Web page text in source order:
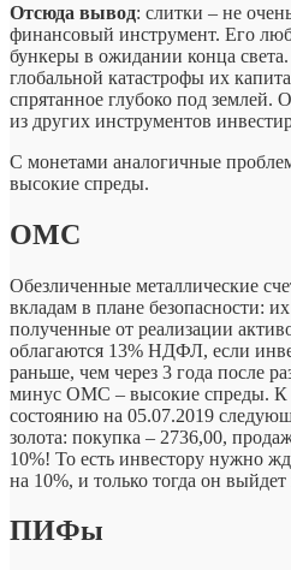
Отсюда вывод: слитки – не
финансовый инструмент. Его
бункеры в ожидании конца
глобальной катастрофы их
спрятанное глубоко под землей.
из других инструментов
С монетами аналогичные
высокие спреды.
ОМС
Обезличенные металлические
вкладам в плане безопасности:
полученные от реализации
облагаются 13% НДФЛ, если
раньше, чем через 3 года после
минус ОМС – высокие спреды. К
состоянию на 05.07.2019
золота: покупка – 2736,00,
10%! То есть инвестору нужно
на 10%, и только тогда он
ПИФы